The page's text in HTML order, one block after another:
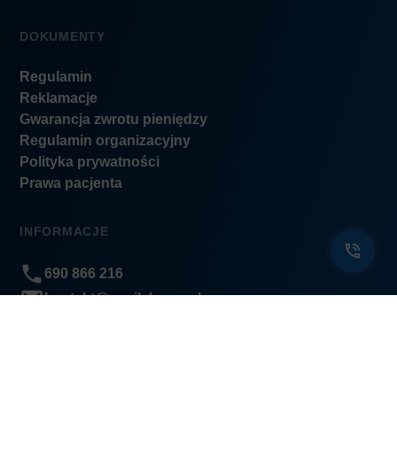
DOKUMENTY
Regulamin
Reklamacje
Gwarancja zwrotu pieniędzy
Regulamin organizacyjny
Polityka prywatności
Prawa pacjenta
INFORMACJE
690 866 216
kontakt@nasilekarze.pl